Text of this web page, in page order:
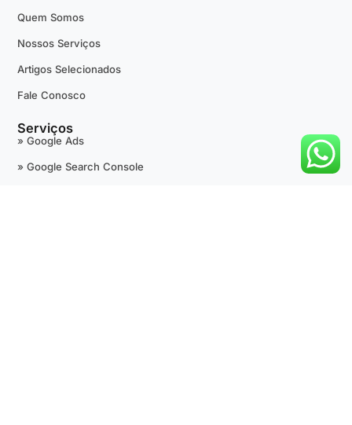
Quem Somos
Nossos Serviços
Artigos Selecionados
Fale Conosco
Serviços
» Google Ads
» Google Search Console